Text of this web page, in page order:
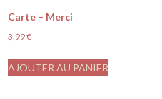
Carte – Merci
3,99€
AJOUTER AU PANIER